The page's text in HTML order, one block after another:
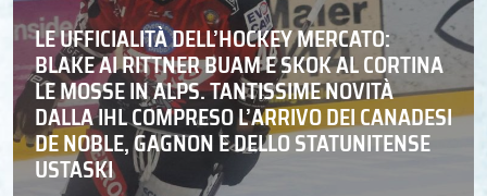
LE UFFICIALITÀ DELL’HOCKEY MERCATO:
BLAKE AI RITTNER BUAM E SKOK AL CORTINA
LE MOSSE IN ALPS. TANTISSIME NOVITÀ
DALLA IHL COMPRESO L’ARRIVO DEI CANADESI
DE NOBLE, GAGNON E DELLO STATUNITENSE
USTASKI